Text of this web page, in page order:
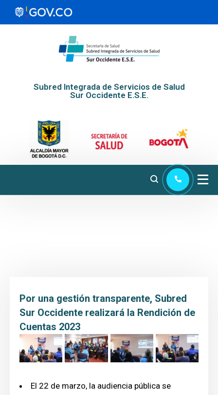
Subred Integrada de Servicios de Salud
Sur Occidente E.S.E.
Entidad
Prensa
Educación al paciente
Por una gestión transparente, Subred
Sur Occidente realizará la Rendición de
Cuentas 2023
El 22 de marzo, la audiencia pública se